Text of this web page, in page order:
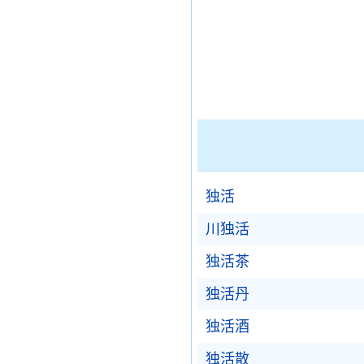
独活
川独活
独活茶
独活丹
独活酒
独活散